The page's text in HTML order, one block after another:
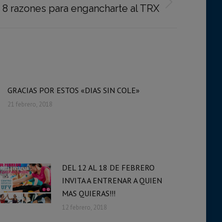
8 razones para engancharte al TRX
GRACIAS POR ESTOS «DIAS SIN COLE»
21 febrero, 2018
DEL 12 AL 18 DE FEBRERO
INVITA A ENTRENAR A QUIEN
MAS QUIERAS!!!
12 febrero, 2018